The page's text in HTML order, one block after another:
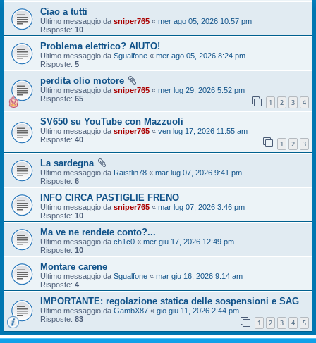
Ciao a tutti
Ultimo messaggio da sniper765 « mer ago 05, 2026 10:57 pm
Risposte: 10
Problema elettrico? AIUTO!
Ultimo messaggio da Sgualfone « mer ago 05, 2026 8:24 pm
Risposte: 5
perdita olio motore
Ultimo messaggio da sniper765 « mer lug 29, 2026 5:52 pm
Risposte: 65 1 2 3 4
SV650 su YouTube con Mazzuoli
Ultimo messaggio da sniper765 « ven lug 17, 2026 11:55 am
Risposte: 40 1 2 3
La sardegna
Ultimo messaggio da Raistlin78 « mar lug 07, 2026 9:41 pm
Risposte: 6
INFO CIRCA PASTIGLIE FRENO
Ultimo messaggio da sniper765 « mar lug 07, 2026 3:46 pm
Risposte: 10
Ma ve ne rendete conto?...
Ultimo messaggio da ch1c0 « mer giu 17, 2026 12:49 pm
Risposte: 10
Montare carene
Ultimo messaggio da Sgualfone « mar giu 16, 2026 9:14 am
Risposte: 4
IMPORTANTE: regolazione statica delle sospensioni e SAG
Ultimo messaggio da GambX87 « gio giu 11, 2026 2:44 pm
Risposte: 83 1 2 3 4 5